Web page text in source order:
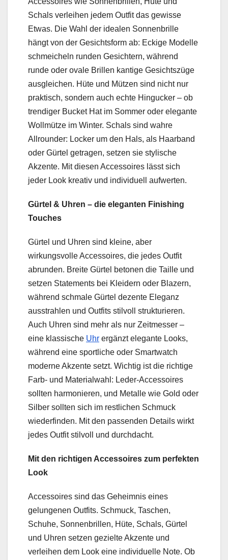
Schals verleihen jedem Outfit das gewisse
Etwas. Die Wahl der idealen Sonnenbrille
hängt von der Gesichtsform ab: Eckige Modelle
schmeicheln runden Gesichtern, während
runde oder ovale Brillen kantige Gesichtszüge
ausgleichen. Hüte und Mützen sind nicht nur
praktisch, sondern auch echte Hingucker – ob
trendiger Bucket Hat im Sommer oder elegante
Wollmütze im Winter. Schals sind wahre
Allrounder: Locker um den Hals, als Haarband
oder Gürtel getragen, setzen sie stylische
Akzente. Mit diesen Accessoires lässt sich
jeder Look kreativ und individuell aufwerten.
Gürtel & Uhren – die eleganten Finishing
Touches
Gürtel und Uhren sind kleine, aber
wirkungsvolle Accessoires, die jedes Outfit
abrunden. Breite Gürtel betonen die Taille und
setzen Statements bei Kleidern oder Blazern,
während schmale Gürtel dezente Eleganz
ausstrahlen und Outfits stilvoll strukturieren.
Auch Uhren sind mehr als nur Zeitmesser –
eine klassische Uhr ergänzt elegante Looks,
während eine sportliche oder Smartwatch
moderne Akzente setzt. Wichtig ist die richtige
Farb- und Materialwahl: Leder-Accessoires
sollten harmonieren, und Metalle wie Gold oder
Silber sollten sich im restlichen Schmuck
wiederfinden. Mit den passenden Details wirkt
jedes Outfit stilvoll und durchdacht.
Mit den richtigen Accessoires zum perfekten
Look
Accessoires sind das Geheimnis eines
gelungenen Outfits. Schmuck, Taschen,
Schuhe, Sonnenbrillen, Hüte, Schals, Gürtel
und Uhren setzen gezielte Akzente und
verleihen dem Look eine individuelle Note. Ob